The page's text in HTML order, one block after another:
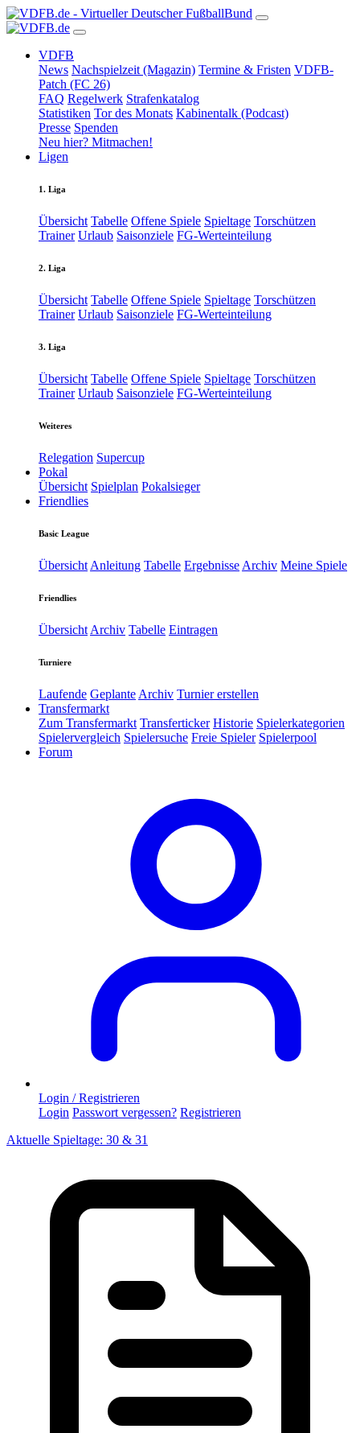
VDFB
News Nachspielzeit (Magazin) Termine & Fristen VDFB-
Patch (FC 26)
FAQ Regelwerk Strafenkatalog
Statistiken Tor des Monats Kabinentalk (Podcast)
Presse Spenden
Neu hier? Mitmachen!
Ligen
1. Liga
Übersicht Tabelle Offene Spiele Spieltage Torschützen
Trainer Urlaub Saisonziele FG-Werteinteilung
2. Liga
Übersicht Tabelle Offene Spiele Spieltage Torschützen
Trainer Urlaub Saisonziele FG-Werteinteilung
3. Liga
Übersicht Tabelle Offene Spiele Spieltage Torschützen
Trainer Urlaub Saisonziele FG-Werteinteilung
Weiteres
Relegation Supercup
Pokal
Übersicht Spielplan Pokalsieger
Friendlies
Basic League
Übersicht Anleitung Tabelle Ergebnisse Archiv Meine Spiele
Friendlies
Übersicht Archiv Tabelle Eintragen
Turniere
Laufende Geplante Archiv Turnier erstellen
Transfermarkt
Zum Transfermarkt Transferticker Historie Spielerkategorien
Spielervergleich Spielersuche Freie Spieler Spielerpool
Forum
Login / Registrieren
Login Passwort vergessen? Registrieren
Aktuelle Spieltage: 30 & 31